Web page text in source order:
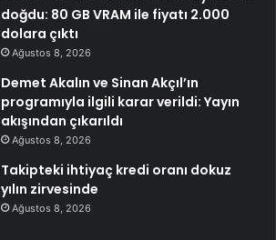
doğdu: 80 GB VRAM ile fiyatı 2.000
dolara çıktı
Ağustos 8, 2026
Demet Akalın ve Sinan Akçıl’ın
programıyla ilgili karar verildi: Yayın
akışından çıkarıldı
Ağustos 8, 2026
Takipteki ihtiyaç kredi oranı dokuz
yılın zirvesinde
Ağustos 8, 2026